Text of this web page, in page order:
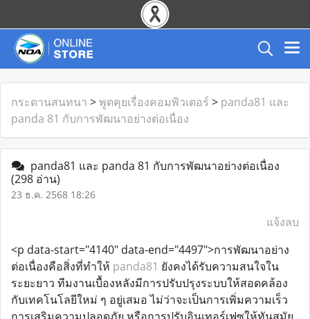
กระดานสนทนา >พูดคุยเรื่องคอมพิวเตอร์ > panda81 และ
panda 81 กับการพัฒนาอย่างต่อเนื่อง
panda81 และ panda 81 กับการพัฒนาอย่างต่อเนื่อง
(298 อ่าน)
23 ธ.ค. 2568 18:26
แจ้งลบ
<p data-start="4140" data-end="4497">การพัฒนาอย่าง
ต่อเนื่องคือสิ่งที่ทำให้ panda81 ยังคงได้รับความสนใจใน
ระยะยาว ทีมงานเบื้องหลังมีการปรับปรุงระบบให้สอดคล้อง
กับเทคโนโลยีใหม่ ๆ อยู่เสมอ ไม่ว่าจะเป็นการเพิ่มความเร็ว